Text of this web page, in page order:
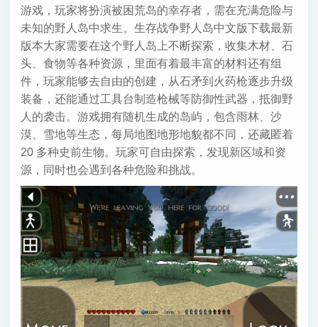
游戏，玩家将扮演被困荒岛的幸存者，需在充满危险与
未知的野人岛中求生。生存战争野人岛中文版下载最新
版本大家需要在这个野人岛上不断探索，收集木材、石
头、食物等各种资源，里面有着最丰富的材料还有组
件，玩家能够去自由的创建，从石矛到火药枪逐步升级
装备，还能通过工具台制造枪械等防御性武器，抵御野
人的袭击。游戏拥有随机生成的岛屿，包含雨林、沙
漠、雪地等生态，每局地图地形地貌都不同，还藏匿着
20 多种史前生物。玩家可自由探索，发现新区域和资
源，同时也会遇到各种危险和挑战。